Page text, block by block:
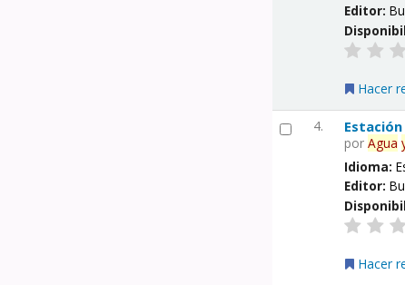
Editor:
Hacer
4.
porAgua
Idioma:
Editor:
Hacer